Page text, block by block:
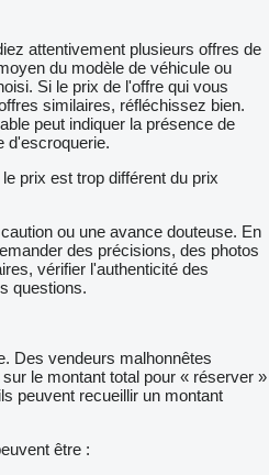
attentivement plusieurs offres de
du modèle de véhicule ou
Si le prix de l'offre qui vous
similaires, réfléchissez bien.
peut indiquer la présence de
d'escroquerie.
prix est trop différent du prix
ou une avance douteuse. En
des précisions, des photos
vérifier l'authenticité des
questions.
Des vendeurs malhonnêtes
le montant total pour « réserver »
peuvent recueillir un montant
être :